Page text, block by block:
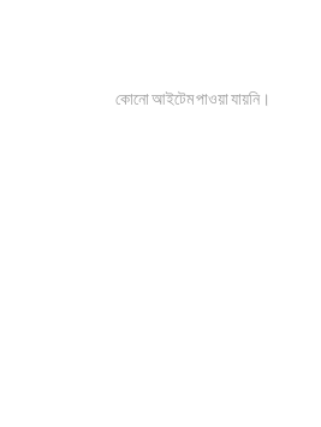
কোনো আইটেম পাওয়া যায়নি।